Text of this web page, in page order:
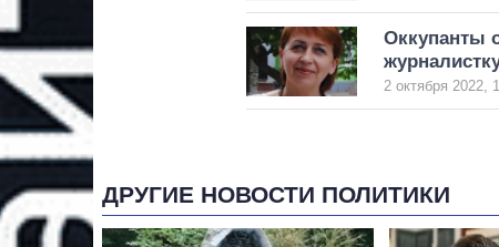
Оккупанты
2 октября 2022,
ДРУГИЕ НОВОСТИ ПОЛИТИКИ